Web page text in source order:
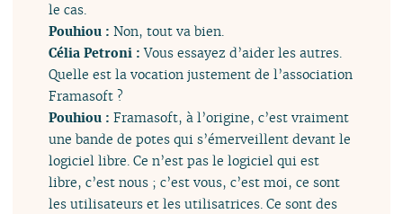
le cas.
Pouhiou :Non, tout va bien.
Célia Petroni :Vous essayez d’aider les autres.
Quelle est la vocation justement de l’association
Framasoft ?
Pouhiou :Framasoft, à l’origine, c’est vraiment
une bande de potes qui s’émerveillent devant le
logiciel libre. Ce n’est pas le logiciel qui est
libre, c’est nous ; c’est vous, c’est moi, ce sont
les utilisateurs et les utilisatrices. Ce sont des